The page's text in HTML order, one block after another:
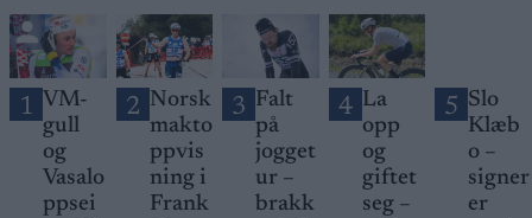
1 VM-
gull
og
Vasalo
ppsei
2 Norsk
makto
ppvis
ning i
Frank
3 Falt
på
jogget
ur –
brakk
4 La
opp
og
giftet
seg –
5 Slo
Klæb
o –
signer
er